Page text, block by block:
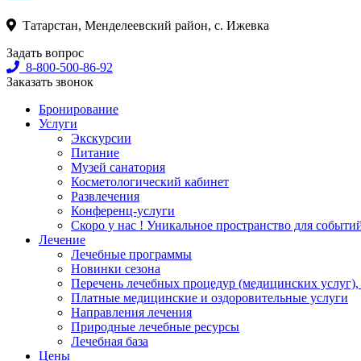
Татарстан, Менделеевский район, с. Ижевка
Задать вопрос
8-800-500-86-92
Заказать звонок
Бронирование
Услуги
Экскурсии
Питание
Музей санатория
Косметологический кабинет
Развлечения
Конференц-услуги
Скоро у нас ! Уникальное пространство для
Лечение
Лечебные программы
Новинки сезона
Перечень лечебных процедур (медицинских
Платные медицинские и оздоровительные услуги
Направления лечения
Природные лечебные ресурсы
Лечебная база
Цены